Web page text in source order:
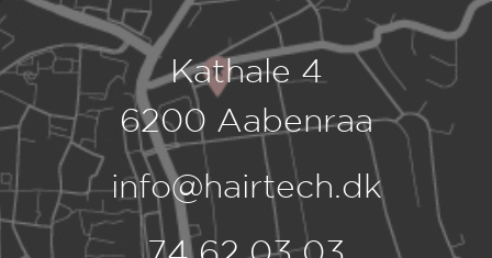
Kathale 4
6200 Aabenraa
info@hairtech.dk